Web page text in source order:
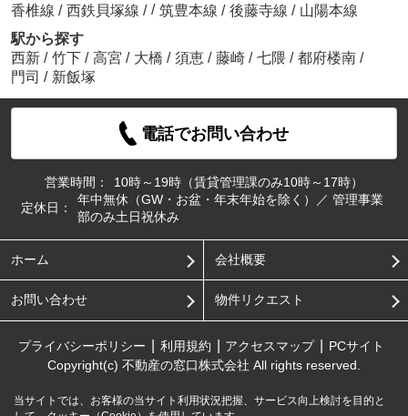
香椎線 / 西鉄貝塚線 / / 筑豊本線 / 後藤寺線 / 山陽本線
駅から探す
西新 / 竹下 / 高宮 / 大橋 / 須恵 / 藤崎 / 七隈 / 都府楼南 /
門司 / 新飯塚
電話でお問い合わせ
営業時間：
10時～19時（賃貸管理課のみ10時～17時）
定休日：
年中無休（GW・お盆・年末年始を除く）／ 管理事業
部のみ土日祝休み
ホーム 会社概要
お問い合わせ 物件リクエスト
プライバシーポリシー 利用規約 アクセスマップ
PCサイト
Copyright(c) 不動産の窓口株式会社 All rights reserved.
当サイトでは、お客様の当サイト利用状況把握、サービス向上検討を目的と